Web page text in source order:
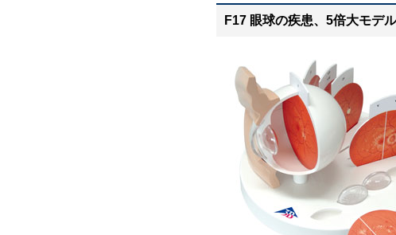
F17 眼球の疾患、5倍大モデル